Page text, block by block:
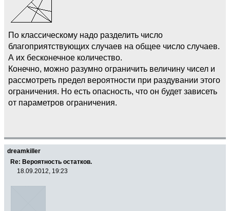
По классическому надо разделить число
благоприятствующих случаев на общее число случаев.
А их бесконечное количество.
Конечно, можно разумно ограничить величину чисел и
рассмотреть предел вероятности при раздувании этого
ограничения. Но есть опасность, что он будет зависеть
от параметров ограничения.
dreamkiller
Re: Вероятность остатков.
18.09.2012, 19:23